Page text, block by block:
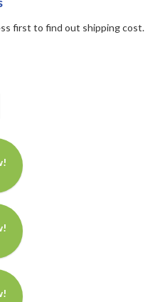
first to find out shipping cost.